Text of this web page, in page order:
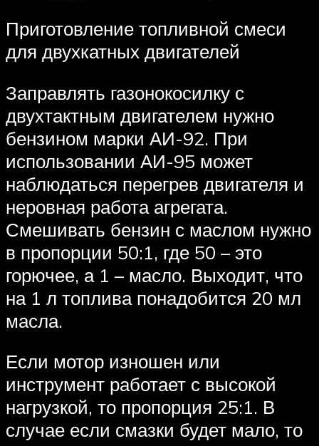
Приготовление топливной смеси
для двухкатных двигателей
Заправлять газонокосилку с
двухтактным двигателем нужно
бензином марки АИ-92. При
использовании АИ-95 может
наблюдаться перегрев двигателя и
неровная работа агрегата.
Смешивать бензин с маслом нужно
в пропорции 50:1, где 50 – это
горючее, а 1 – масло. Выходит, что
на 1 л топлива понадобится 20 мл
масла.
Если мотор изношен или
инструмент работает с высокой
нагрузкой, то пропорция 25:1. В
случае если смазки будет мало, то